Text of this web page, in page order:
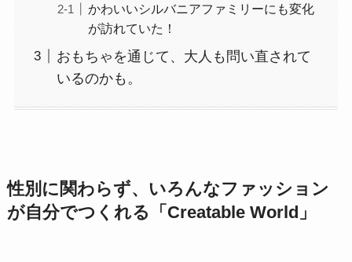
かわいいシルバニアファミリーにも変化
が訪れていた！
おもちゃを通じて、大人も問い直されて
いるのかも。
性別に関わらず、いろんなファッション
が自分でつくれる「Creatable World」